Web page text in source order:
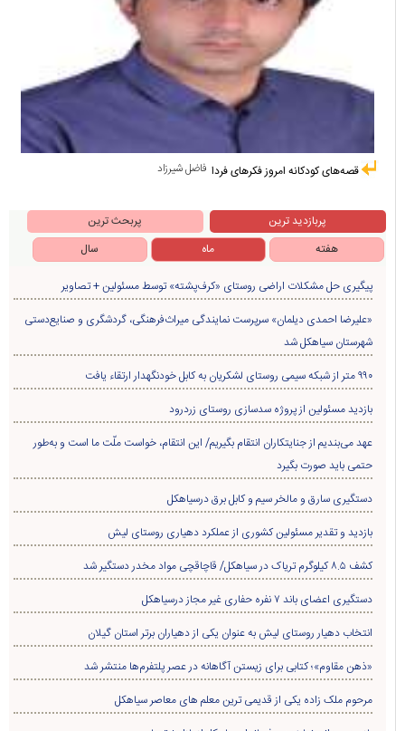
فاضل شیرزاد قصه‌های کودکانه امروز فکرهای فردا
پربازدید ترین
پربحث ترین
هفته
ماه سال
پیگیری حل مشکلات اراضی روستای «کرف‌پشته» توسط مسئولین + تصاویر
«علیرضا احمدی دیلمان» سرپرست نمایندگی میراث‌فرهنگی، گردشگری و صنایع‌دستی
شهرستان سیاهکل شد
۹۹۰ متر از شبکه سیمی روستای لشکریان به کابل خودنگهدار ارتقاء یافت
بازدید مسئولین از پروژه سدسازی روستای زردرود
عهد می‌بندیم از جنایتکاران انتقام بگیریم/ این انتقام، خواست ملّت ما است و به‌طور
حتمی باید صورت بگیرد
دستگیری سارق و مالخر سیم و کابل برق درسیاهکل
بازدید و تقدیر مسئولین کشوری از عملکرد دهیاری روستای لیش
کشف ۸.۵ کیلوگرم تریاک در سیاهکل/ قاچاقچی مواد مخدر دستگیر شد
دستگیری اعضای باند ۷ نفره حفاری غير مجاز درسیاهکل
انتخاب دهیار روستای لیش به عنوان یکی از دهیاران برتر استان گیلان
«ذهن مقاوم»؛ کتابی برای زیستن آگاهانه در عصر پلتفرم‌ها منتشر شد
مرحوم ملک زاده یکی از قدیمی ترین معلم های معاصر سیاهکل